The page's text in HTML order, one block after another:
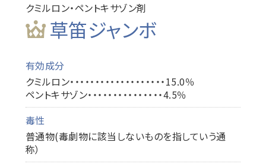
クミルロン・ペントキサゾン剤
草笛ジャンボ
有効成分
クミルロン・・・・・・・・・・・・・・・・・・・15.0％
ペントキサゾン・・・・・・・・・・・・・・・4.5％
毒性
普通物(毒劇物に該当しないものを指していう通
称）